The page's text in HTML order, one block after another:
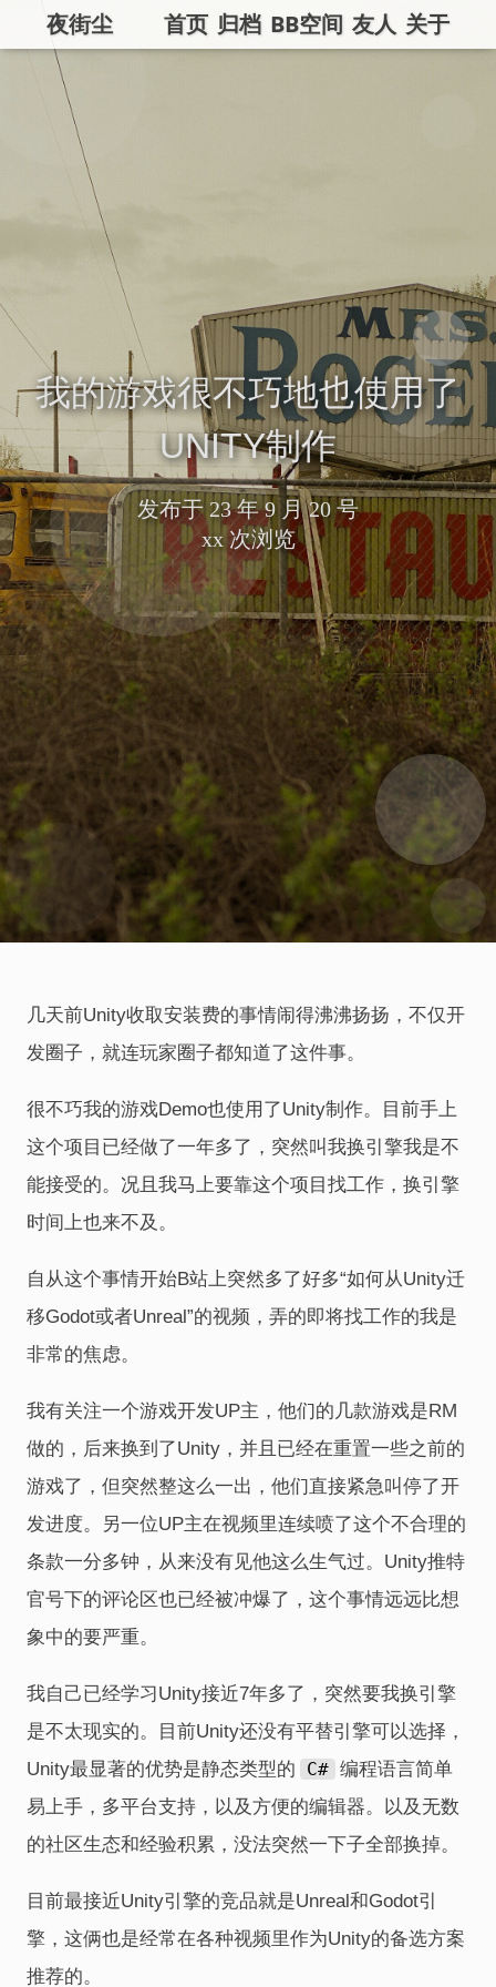
夜街尘 首页 归档 BB空间 友人 关于
我的游戏很不巧地也使用了
UNITY制作
发布于 23 年 9 月 20 号
xx次浏览
几天前Unity收取安装费的事情闹得沸沸扬扬，不仅开
发圈子，就连玩家圈子都知道了这件事。
很不巧我的游戏Demo也使用了Unity制作。目前手上
这个项目已经做了一年多了，突然叫我换引擎我是不
能接受的。况且我马上要靠这个项目找工作，换引擎
时间上也来不及。
自从这个事情开始B站上突然多了好多“如何从Unity迁
移Godot或者Unreal”的视频，弄的即将找工作的我是
非常的焦虑。
我有关注一个游戏开发UP主，他们的几款游戏是RM
做的，后来换到了Unity，并且已经在重置一些之前的
游戏了，但突然整这么一出，他们直接紧急叫停了开
发进度。另一位UP主在视频里连续喷了这个不合理的
条款一分多钟，从来没有见他这么生气过。Unity推特
官号下的评论区也已经被冲爆了，这个事情远远比想
象中的要严重。
我自己已经学习Unity接近7年多了，突然要我换引擎
是不太现实的。目前Unity还没有平替引擎可以选择，
Unity最显著的优势是静态类型的
C# 编程语言简单
易上手，多平台支持，以及方便的编辑器。以及无数
的社区生态和经验积累，没法突然一下子全部换掉。
目前最接近Unity引擎的竞品就是Unreal和Godot引
擎，这俩也是经常在各种视频里作为Unity的备选方案
推荐的。